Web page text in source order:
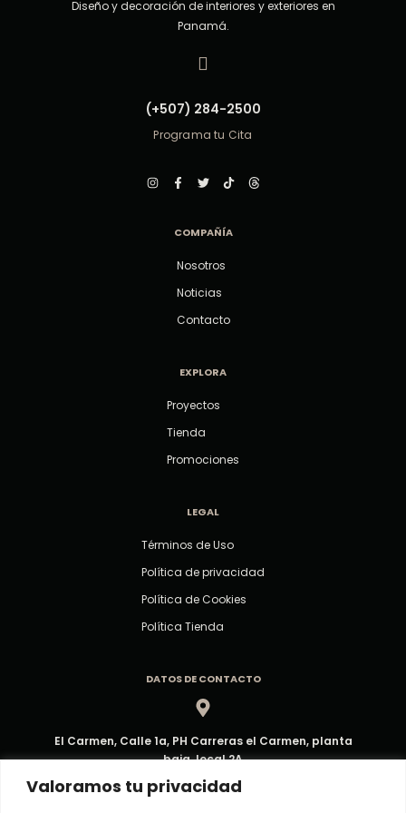
Valoramos tu privacidad
Diseño y decoración de interiores y exteriores en
Panamá.
(+507) 284-2500
Programa tu Cita
COMPAÑÍA
Nosotros
Noticias
Contacto
EXPLORA
Proyectos
Tienda
Promociones
LEGAL
Términos de Uso
Política de privacidad
Política de Cookies
Política Tienda
DATOS DE CONTACTO
El Carmen, Calle 1a, PH Carreras el Carmen, planta
baja, local 2A
Dirección